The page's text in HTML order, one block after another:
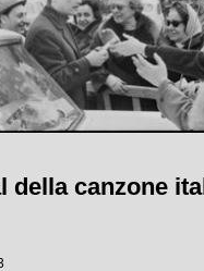
della canzone